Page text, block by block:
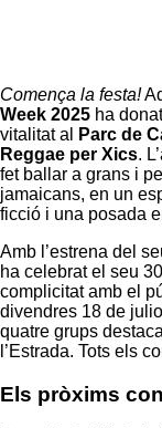
Comença la festa!
Week 2025 ha
vitalitat al
Parc de
Reggae per Xics.
fet ballar a grans i
jamaicans, en un
ficció i una posada
Amb l’estrena del
ha celebrat el seu
complicitat amb el
divendres 18 de
quatre grups
l’Estrada. Tots els
Els pròxims